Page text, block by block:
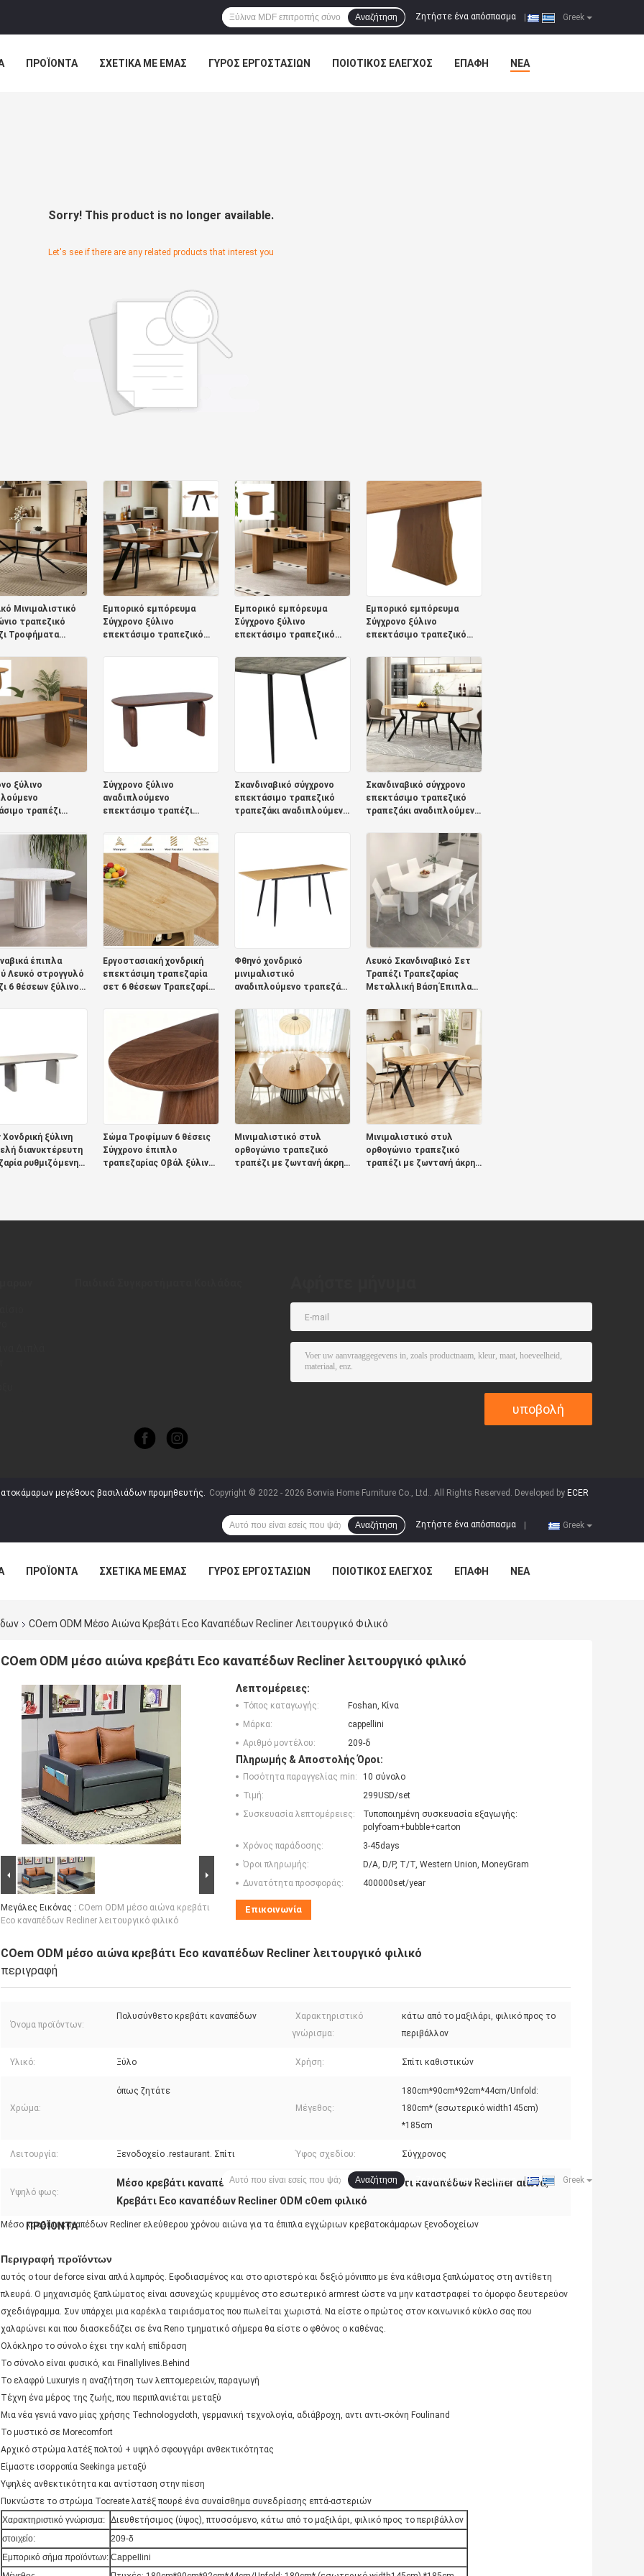
Greek
Ζητήστε ένα απόσπασμα
Αναζήτηση
ΠΡΟΪΌΝΤΑ ΣΧΕΤΙΚΆ ΜΕ ΕΜΆΣ ΓΎΡΟΣ ΕΡΓΟΣΤΑΣΊΩΝ ΠΟΙΟΤΙΚΌΣ ΈΛΕΓΧΟΣ ΕΠΑΦΉ ΝΈΑ
Sorry! This product is no longer available.
Let's see if there are any related products that interest you
Μινιμαλιστικό
τραπεζικό
Τροφήματα
Τραπεζικό
Μαγειρική Live
μοντέρνο
τραπέζι
Εμπορικό εμπόρευμα
Σύγχρονο ξύλινο
επεκτάσιμο τραπεζικό
τραπέζι
Εμπορικό εμπόρευμα
Σύγχρονο ξύλινο
επεκτάσιμο τραπεζικό
έπιπλο τραπεζαρίας απλό
στρογγυλό ρυθμιζόμενο
επεκτάσιμο τραπεζικό
τραπέζι
Εμπορικό εμπόρευμα
Σύγχρονο ξύλινο
επεκτάσιμο τραπεζικό
έπιπλο τραπεζαρίας απλό
στρογγυλό ρυθμιζόμενο
επεκτάσιμο τραπεζικό
τραπέζι
ξύλινο
τραπέζι
σπιτιού
εστιατόριο
επεκτάσιμο
σύνολο
Σύγχρονο ξύλινο
αναδιπλούμενο
επεκτάσιμο τραπέζι
τραπεζαρίας σπιτιού
σκανδιναβικό εστιατόριο
πολυτελείας επεκτάσιμο
τραπεζικό σύνολο
Σκανδιναβικό σύγχρονο
επεκτάσιμο τραπεζικό
τραπεζάκι αναδιπλούμενο
τραπεζικού τραπεζιού
από στερεό ξύλο
Σκανδιναβικό σύγχρονο
επεκτάσιμο τραπεζικό
τραπεζάκι αναδιπλούμενο
τραπεζαρίας
μινιμαλιστικό στρώμα
αναδιπλούμενου
τραπεζικού τραπεζιού
από στερεό ξύλο
έπιπλα
Λευκό στρογγυλό
6 θέσεων ξύλινο
Εργοστασιακή χονδρική
επεκτάσιμη τραπεζαρία
σετ 6 θέσεων Τραπεζαρία
πτυσσόμενη τραπεζαρία
με ράφια αποθήκευσης
Φθηνό χονδρικό
μινιμαλιστικό
αναδιπλούμενο τραπεζάκι
τραπεζαρία σπίτι κουζίνα
ξύλινο μοντέρνο
επεκτάσιμο τραπεζάκι
Λευκό Σκανδιναβικό Σετ
Τραπέζι Τραπεζαρίας
Μεταλλική Βάση Έπιπλα
Σχιστόλιθο Κορυφή
Μοντέρνα Τραπεζαρία για
Διαμέρισμα ξενοδοχείου
ξύλινη
διανυκτέρευτη
ρυθμιζόμενη
Σώμα Τροφίμων 6 θέσεις
Σύγχρονο έπιπλο
τραπεζαρίας Οβάλ ξύλινο
Μινιμαλιστικό στυλ
ορθογώνιο τραπεζικό
τραπέζι με ζωντανή άκρη
Μινιμαλιστικό στυλ
ορθογώνιο τραπεζικό
τραπέζι με ζωντανή άκρη
μεγέθους βασιλιάδων προμηθευτής. Copyright © 2022 - 2026 Bonvia Home Furniture Co., Ltd.. All Rights Reserved. Developed by ECER
Greek
Ζητήστε ένα απόσπασμα
Αναζήτηση
ΠΡΟΪΌΝΤΑ ΣΧΕΤΙΚΆ ΜΕ ΕΜΆΣ ΓΎΡΟΣ ΕΡΓΟΣΤΑΣΊΩΝ ΠΟΙΟΤΙΚΌΣ ΈΛΕΓΧΟΣ ΕΠΑΦΉ ΝΈΑ
COem ODM Μέσο Αιώνα Κρεβάτι Eco Καναπέδων Recliner Λειτουργικό Φιλικό
Greek
Ζητήστε ένα απόσπασμα |
Αναζήτηση
ΠΡΟΪΌΝΤΑ ΣΧΕΤΙΚΆ ΜΕ ΕΜΆΣ ΓΎΡΟΣ ΕΡΓΟΣΤΑΣΊΩΝ ΠΟΙΟΤΙΚΌΣ ΈΛΕΓΧΟΣ ΕΠΑΦΉ
VR
Sorry! This product is no longer available.
Let's see if there are any related products that interest you
COem ODM μέσο αιώνα κρεβάτι Eco καναπέδων Recliner λειτουργικό φιλικό
Μεγάλες Εικόνας : COem ODM μέσο αιώνα κρεβάτι
Eco καναπέδων Recliner λειτουργικό φιλικό
Λεπτομέρειες:
Τόπος καταγωγής:
Foshan, Κίνα
Μάρκα:
cappellini
Αριθμό μοντέλου:
209-δ
Πληρωμής & Αποστολής Όροι:
Ποσότητα παραγγελίας min:
10 σύνολο
Τιμή:
299USD/set
Συσκευασία λεπτομέρειες:
Τυποποιημένη συσκευασία εξαγωγής:
polyfoam+bubble+carton
Χρόνος παράδοσης:
3-45days
Όροι πληρωμής:
D/A, D/P, T/T, Western Union, MoneyGram
Δυνατότητα προσφοράς:
400000set/year
Επικοινωνία
COem ODM μέσο αιώνα κρεβάτι Eco καναπέδων Recliner λειτουργικό φιλικό
περιγραφή
Όνομα προϊόντων:
Πολυσύνθετο κρεβάτι καναπέδων
Χαρακτηριστικό
γνώρισμα:
κάτω από το μαξιλάρι, φιλικό προς το
περιβάλλον
Υλικό: Ξύλο Χρήση: Σπίτι καθιστικών
Χρώμα:
όπως ζητάτε
Μέγεθος:
180cm*90cm*92cm*44cm/Unfold:
180cm* (εσωτερικό width145cm)
*185cm
Λειτουργία: Ξενοδοχείο .restaurant. Σπίτι Ύφος σχεδίου: Σύγχρονος
Υψηλό φως:
Μέσο κρεβάτι καναπέδων αιώνα λειτουργικό, Μέσο κρεβάτι καναπέδων Recliner αιώνα,
Κρεβάτι Eco καναπέδων Recliner ODM cOem φιλικό
Μέσο κρεβάτι καναπέδων Recliner ελεύθερου χρόνου αιώνα για τα έπιπλα εγχώριων κρεβατοκάμαρων ξενοδοχείων
Περιγραφή προϊόντων
αυτός ο tour de force είναι απλά λαμπρός. Εφοδιασμένος και στο αριστερό και δεξιό μόνιππο με ένα κάθισμα ξαπλώματος στη αντίθετη
πλευρά. Ο μηχανισμός ξαπλώματος είναι ασυνεχώς κρυμμένος στο εσωτερικό armrest ώστε να μην καταστραφεί το όμορφο δευτερεύον
σχεδιάγραμμα. Συν υπάρχει μια καρέκλα ταιριάσματος που πωλείται χωριστά. Να είστε ο πρώτος στον κοινωνικό κύκλο σας που
χαλαρώνει και που διασκεδάζει σε ένα Reno τμηματικό σήμερα θα είστε ο φθόνος ο καθένας.
Ολόκληρο το σύνολο έχει την καλή επίδραση
Το σύνολο είναι φυσικό, και Finallylives.Behind
Το ελαφρύ Luxuryis η αναζήτηση των λεπτομερειών, παραγωγή
Τέχνη ένα μέρος της ζωής, που περιπλανιέται μεταξύ
Μια νέα γενιά νανο μίας χρήσης Technologycloth, γερμανική τεχνολογία, αδιάβροχη, αντι αντι-σκόνη Foulinand
Το μυστικό σε Morecomfort
Αρχικό στρώμα λατέξ πολτού + υψηλό σφουγγάρι ανθεκτικότητας
Είμαστε ισορροπία Seekinga μεταξύ
Υψηλές ανθεκτικότητα και αντίσταση στην πίεση
Πυκνώστε το στρώμα Tocreate λατέξ πουρέ ένα συναίσθημα συνεδρίασης επτά-αστεριών
Χαρακτηριστικό γνώρισμα: Διευθετήσιμος (ύψος), πτυσσόμενο, κάτω από το μαξιλάρι, φιλικό προς το περιβάλλον
στοιχείο:
209-δ
Εμπορικό σήμα προϊόντων: Cappellini